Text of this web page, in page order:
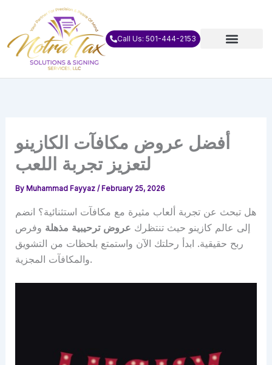
content
Call Us: 501-444-2153
أفضل عروض مكافآت الكازينو
لتعزيز تجربة اللعب
By Muhammad Fayyaz / February 25, 2026
هل تبحث عن تجربة ألعاب مثيرة مع مكافآت استثنائية؟ انضم
إلى عالم كازينو حيث تنتظرك عروض ترحيبية مذهلة وفرص
ربح حقيقية. ابدأ رحلتك الآن واستمتع بلحظات من التشويق
والمكافآت المجزية.